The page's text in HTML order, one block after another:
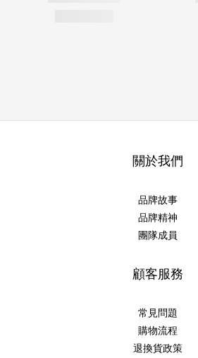
關於我們
品牌故事
品牌精神
團隊成員
顧客服務
常見問題
購物流程
退換貨政策